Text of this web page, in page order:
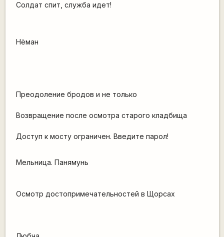
Солдат спит, служба идет!
Нёман
Преодоление бродов и не только
Возвращение после осмотра старого кладбища
Доступ к мосту ограничен. Введите парол!
Мельница. Панямунь
Осмотр достопримечательностей в Щорсах